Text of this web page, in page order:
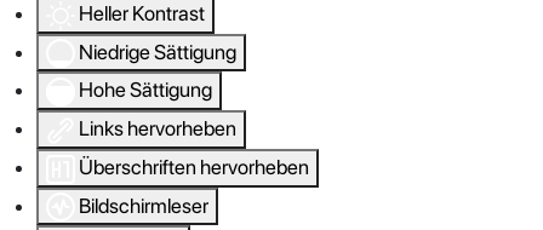
Heller Kontrast
Niedrige Sättigung
Hohe Sättigung
Links hervorheben
Überschriften hervorheben
Bildschirmleser